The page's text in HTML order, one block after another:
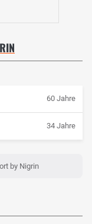
60 Jahre
34 Jahre
by Nigrin